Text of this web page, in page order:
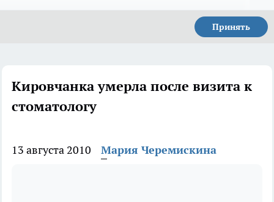
Принять
Кировчанка умерла после визита к
стоматологу
13 августа 2010 Мария Черемискина